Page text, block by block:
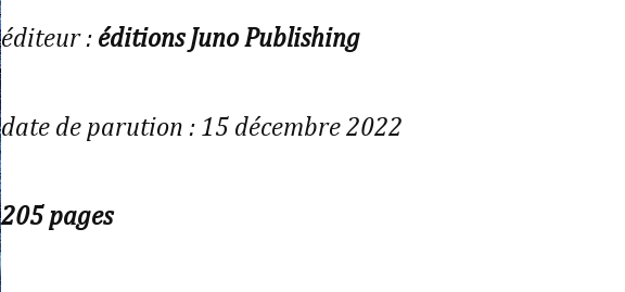
éditeur : éditions Juno Publishing
date de parution : 15 décembre 2022
205 pages